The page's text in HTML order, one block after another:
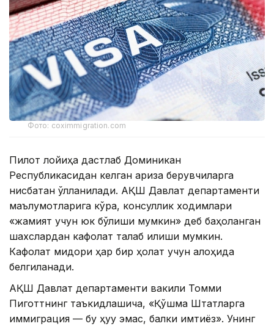
Фото: coximmigration.com
Пилот лойиҳа дастлаб Доминикан
Республикасидан келган ариза берувчиларга
нисбатан қўлланилади. АҚШ Давлат департаменти
маълумотларига кўра, консуллик ходимлари
«жамият учун юк бўлиши мумкин» деб баҳоланган
шахслардан кафолат талаб қилиши мумкин.
Кафолат миқдори ҳар бир ҳолат учун алоҳида
белгиланади.
АҚШ Давлат департаменти вакили Томми
Пиготтнинг таъкидлашича, «Қўшма Штатларга
иммиграция — бу ҳуқуқ эмас, балки имтиёз». Унинг